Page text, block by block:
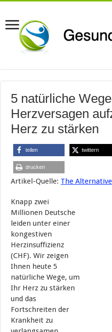
5 natürliche
Herzversagen
Herz zu stärken
teilen twittern
drucken
Artikel-Quelle: The
Knapp zwei
Millionen Deutsche
leiden unter einer
kongestiven
Herzinsuffizienz
(CHF). Wir zeigen
Ihnen heute 5
natürliche Wege, um
Ihr Herz zu stärken
und das
Fortschreiten der
Krankheit zu